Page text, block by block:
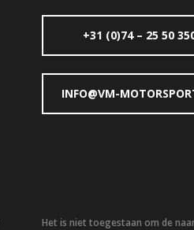
+31 (0)74 – 25 50
INFO@VM-
Het is niet toegestaan om de